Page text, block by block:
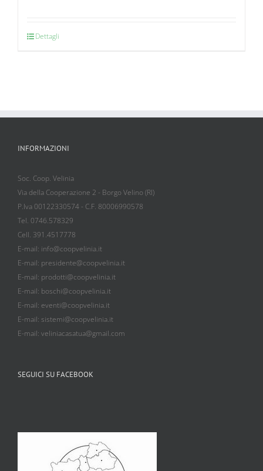
Dettagli
INFORMAZIONI
Soc. Coop. Velinia
Via della Cooperazione 2 - Borgo Velino (RI)
P.Iva 00122330574 - C.F. 80006990578
Tel. 0746.578329
Cell. 391.4517778
E-mail: info@coopvelinia.it
E-mail: presidente@coopvelinia.it
E-mail: prodotti@coopvelinia.it
E-mail: boschi@coopvelinia.it
E-mail: eventi@coopvelinia.it
E-mail: sistemi@coopvelinia.it
E-mail: veliniacasatua@gmail.com
SEGUICI SU FACEBOOK